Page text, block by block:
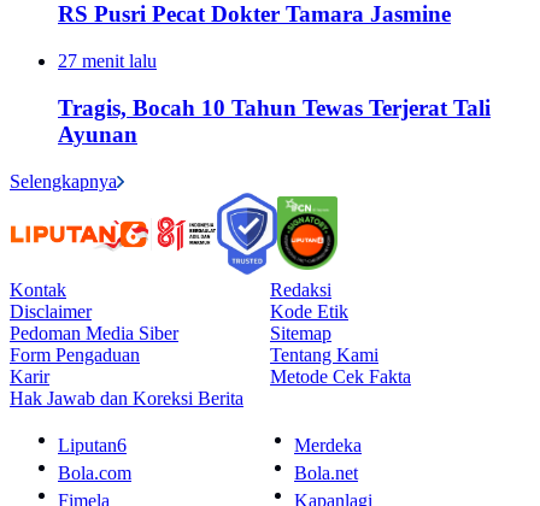
RS Pusri Pecat Dokter Tamara Jasmine
27 menit lalu
Tragis, Bocah 10 Tahun Tewas Terjerat Tali
Ayunan
Selengkapnya
Kontak
Redaksi
Disclaimer
Kode Etik
Pedoman Media Siber
Sitemap
Form Pengaduan
Tentang Kami
Karir
Metode Cek Fakta
Hak Jawab dan Koreksi Berita
Liputan6
Merdeka
Bola.com
Bola.net
Fimela
Kapanlagi